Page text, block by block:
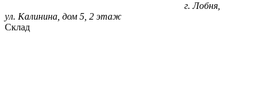
г. Лобня,
ул. Калинина, дом 5, 2 этаж
Склад